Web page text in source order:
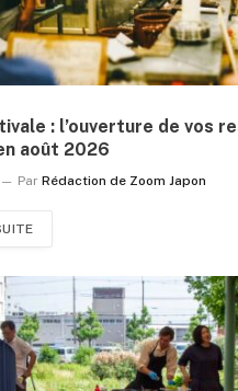
: l’ouverture de vos
août 2026
Par Rédaction de Zoom Japon